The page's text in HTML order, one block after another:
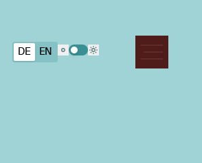
DE EN